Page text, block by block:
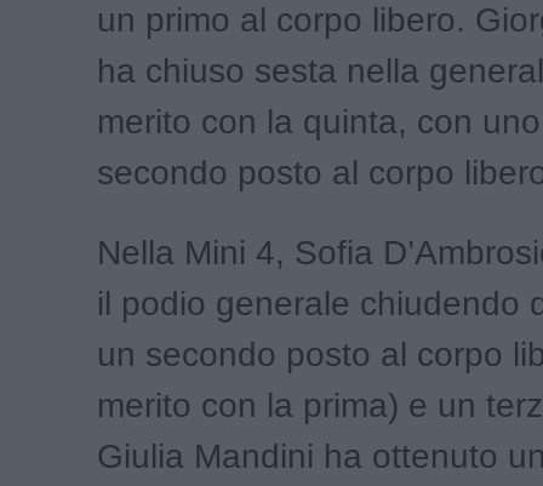
un primo al corpo libero.
ha chiuso sesta nella
merito con la quinta, con
secondo posto al corpo
Nella Mini 4, Sofia
il podio generale chiudendo
un secondo posto al corpo
merito con la prima) e un
Giulia Mandini ha ottenuto